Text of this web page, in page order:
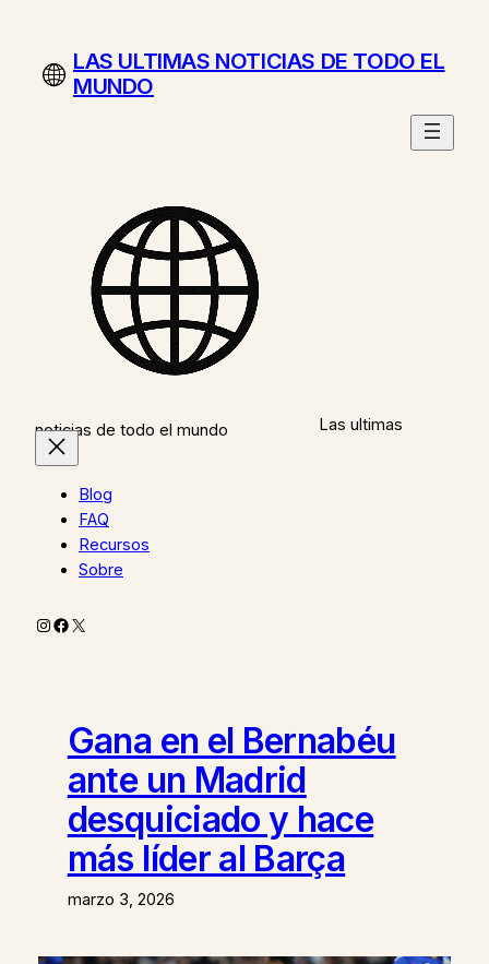
contenidoLAS ULTIMAS NOTICIAS DE TODO EL
MUNDO
Las ultimas
noticias de todo el mundo
Blog
FAQ
Recursos
Sobre
Instagram
Facebook
X
Gana en el Bernabéu
ante un Madrid
desquiciado y hace
más líder al Barça
marzo 3, 2026